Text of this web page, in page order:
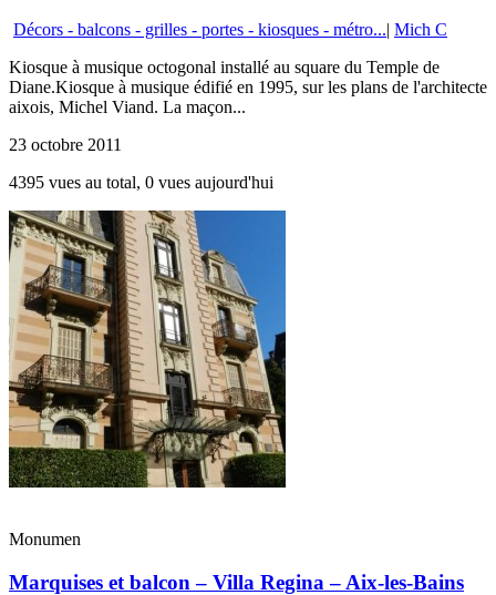
Décors - balcons - grilles - portes - kiosques - métro...| Mich C
Kiosque à musique octogonal installé au square du Temple de
Diane.Kiosque à musique édifié en 1995, sur les plans de l'architecte
aixois, Michel Viand. La maçon...
23 octobre 2011
4395 vues au total, 0 vues aujourd'hui
Monumen
Marquises et balcon – Villa Regina – Aix-les-Bains